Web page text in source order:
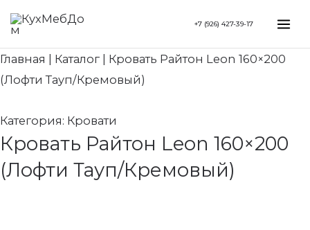
Перейти
содержимому
+7 (926) 427-39-17
Главная Каталог
Кровать Райтон Leon 160×200
(Лофти Тауп/Кремовый)
Категория: Кровати
Кровать Райтон Leon 160×200
(Лофти Тауп/Кремовый)
Search...